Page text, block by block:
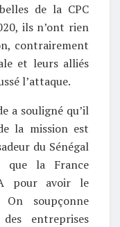
de la CPC
ils n’ont rien
contrairement
et leurs alliés
l’attaque.
a souligné qu’il
la mission est
du Sénégal
que la France
pour avoir le
soupçonne
entreprises